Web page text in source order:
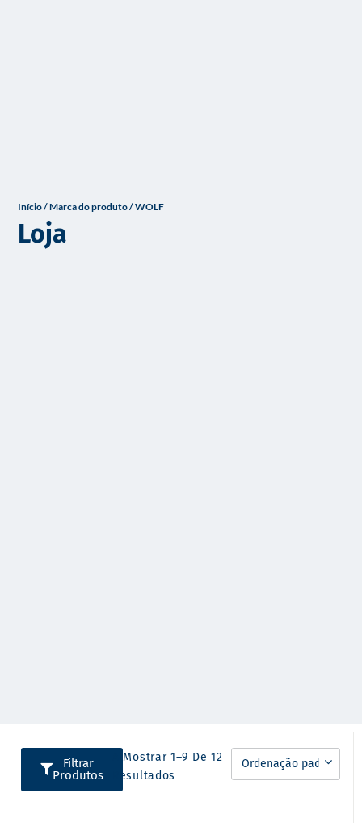
Início/ Marca do produto / WOLF
Loja
Filtrar
Produtos
A Mostrar 1–9 De 12
Resultados